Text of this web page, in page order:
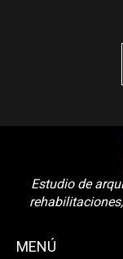
Estudio de
MENÚ